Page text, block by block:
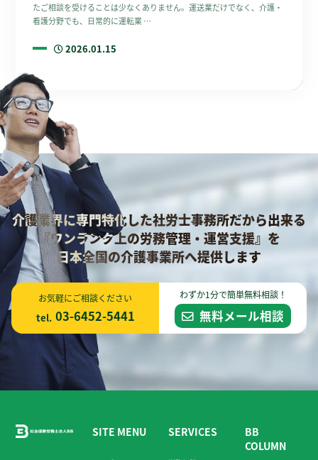
たご相談を受けることは少なくありません。運送業だけでなく、介護・
看護分野でも、日常的に運転業 …
2026.01.15
介護業界に専門特化した社労士事務所だから出来る
『ワンランク上の労務管理・運営支援』を
日本全国の介護事業所へ提供します
お気軽にご相談ください
tel. 03-6452-5441
わずか1分で簡単無料相談！
無料メール相談
SITE MENU SERVICES
BB
COLUMN